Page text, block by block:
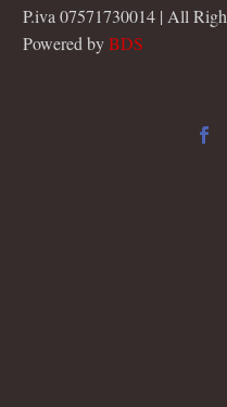
P.iva 07571730014 | All
Powered byBDS